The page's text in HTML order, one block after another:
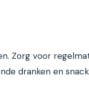
Zorg voor
dranken en